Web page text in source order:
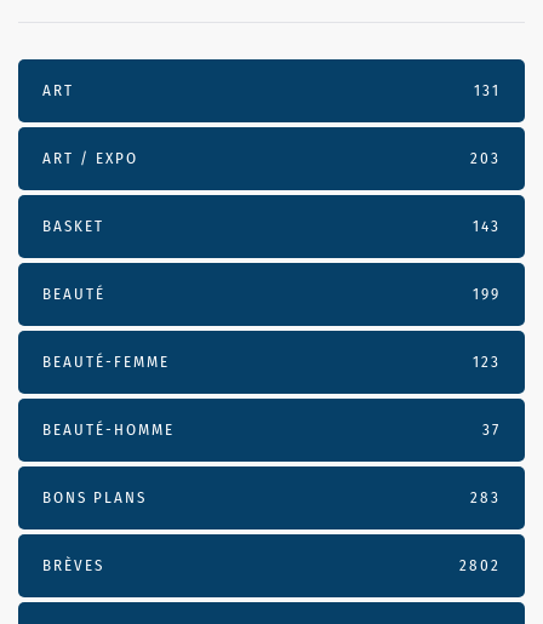
ART 131
ART / EXPO 203
BASKET 143
BEAUTÉ 199
BEAUTÉ-FEMME 123
BEAUTÉ-HOMME 37
BONS PLANS 283
BRÈVES 2802